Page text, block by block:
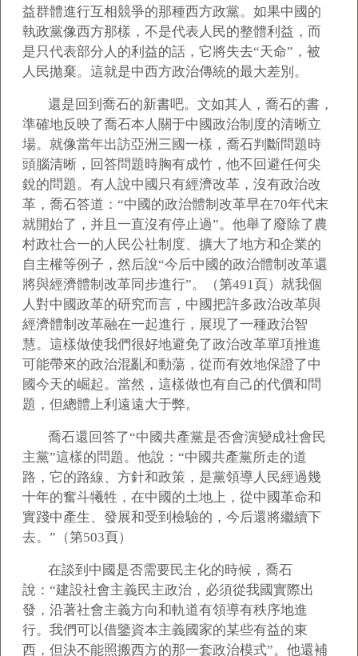
益群體進行互相競爭的那種西方政黨。如果中國的
執政黨像西方那樣，不是代表人民的整體利益，而
是只代表部分人的利益的話，它將失去“天命”，被
人民拋棄。這就是中西方政治傳統的最大差別。
還是回到喬石的新書吧。文如其人，喬石的書，
準確地反映了喬石本人關于中國政治制度的清晰立
場。就像當年出訪亞洲三國一樣，喬石判斷問題時
頭腦清晰，回答問題時胸有成竹，他不回避任何尖
銳的問題。有人說中國只有經濟改革，沒有政治改
革，喬石答道：“中國的政治體制改革早在70年代末
就開始了，并且一直沒有停止過”。他舉了廢除了農
村政社合一的人民公社制度、擴大了地方和企業的
自主權等例子，然后說“今后中國的政治體制改革還
將與經濟體制改革同步進行”。（第491頁）就我個
人對中國政革的研究而言，中國把許多政治改革與
經濟體制改革融在一起進行，展現了一種政治智
慧。這樣做使我們很好地避免了政治改革單項推進
可能帶來的政治混亂和動蕩，從而有效地保證了中
國今天的崛起。當然，這樣做也有自己的代價和問
題，但總體上利遠遠大于弊。
喬石還回答了“中國共產黨是否會演變成社會民
主黨”這樣的問題。他說：“中國共產黨所走的道
路，它的路線、方針和政策，是黨領導人民經過幾
十年的奮斗犧牲，在中國的土地上，從中國革命和
實踐中產生、發展和受到檢驗的，今后還將繼續下
去。”（第503頁）
在談到中國是否需要民主化的時候，喬石
說：“建設社會主義民主政治，必須從我國實際出
發，沿著社會主義方向和軌道有領導有秩序地進
行。我們可以借鑒資本主義國家的某些有益的東
西，但決不能照搬西方的那一套政治模式”。他還補